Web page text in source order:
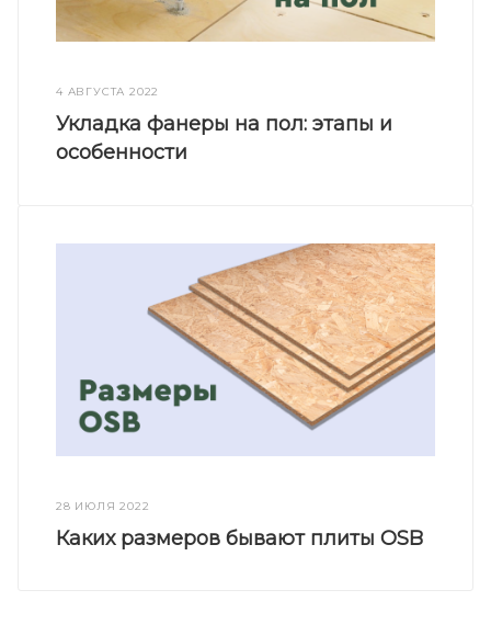
4 АВГУСТА 2022
Укладка фанеры на пол: этапы и
особенности
28 ИЮЛЯ 2022
Каких размеров бывают плиты OSB